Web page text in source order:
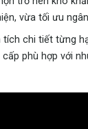
vừa tối ưu
chi tiết từng
phù hợp với